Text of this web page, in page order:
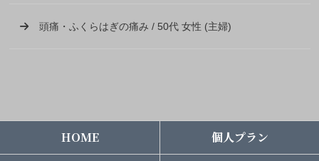
頭痛・ふくらはぎの痛み / 50代 女性 (主婦)
HOME 個人プラン